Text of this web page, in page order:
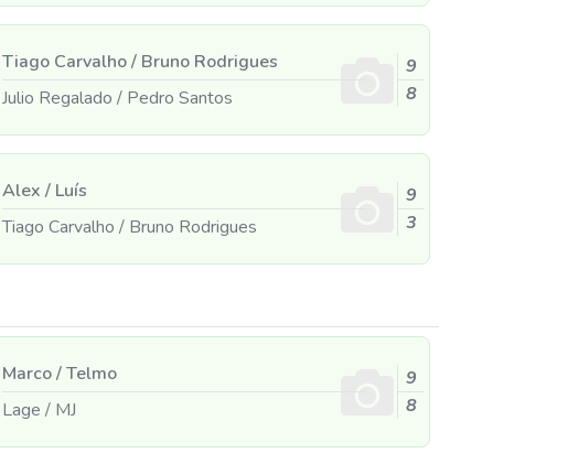
Tiago Carvalho/Bruno Rodrigues
Julio Regalado /Pedro Santos
9
8
Alex /Luís
Tiago Carvalho /Bruno Rodrigues
9
3
Marco/Telmo
Lage /MJ
9
8